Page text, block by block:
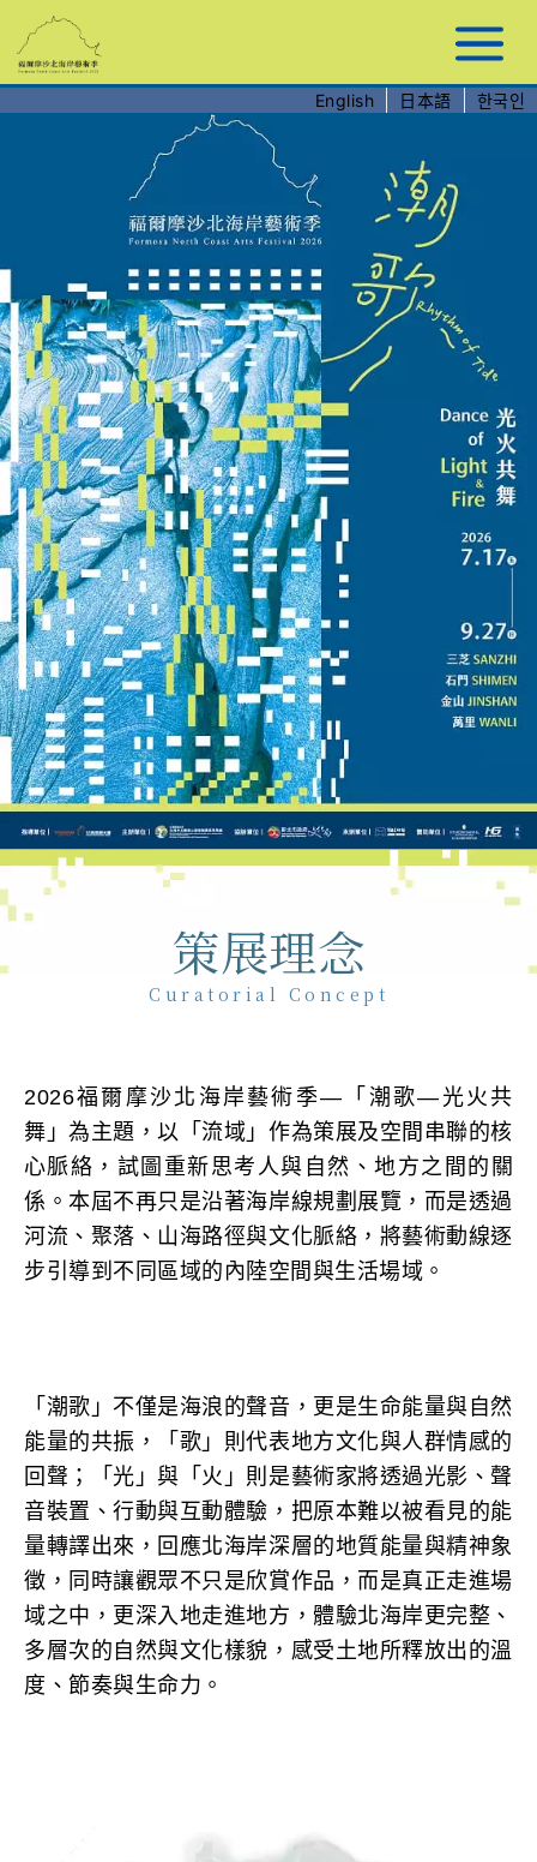
要
內
English 日本語 한국인
策展理念
Curatorial Concept
2026福爾摩沙北海岸藝術季—「潮歌—光火共
舞」為主題，以「流域」作為策展及空間串聯的核
心脈絡，試圖重新思考人與自然、地方之間的關
係。本屆不再只是沿著海岸線規劃展覽，而是透過
河流、聚落、山海路徑與文化脈絡，將藝術動線逐
步引導到不同區域的內陸空間與生活場域。
「潮歌」不僅是海浪的聲音，更是生命能量與自然
能量的共振，「歌」則代表地方文化與人群情感的
回聲；「光」與「火」則是藝術家將透過光影、聲
音裝置、行動與互動體驗，把原本難以被看見的能
量轉譯出來，回應北海岸深層的地質能量與精神象
徵，同時讓觀眾不只是欣賞作品，而是真正走進場
域之中，更深入地走進地方，體驗北海岸更完整、
多層次的自然與文化樣貌，感受土地所釋放出的溫
度、節奏與生命力。